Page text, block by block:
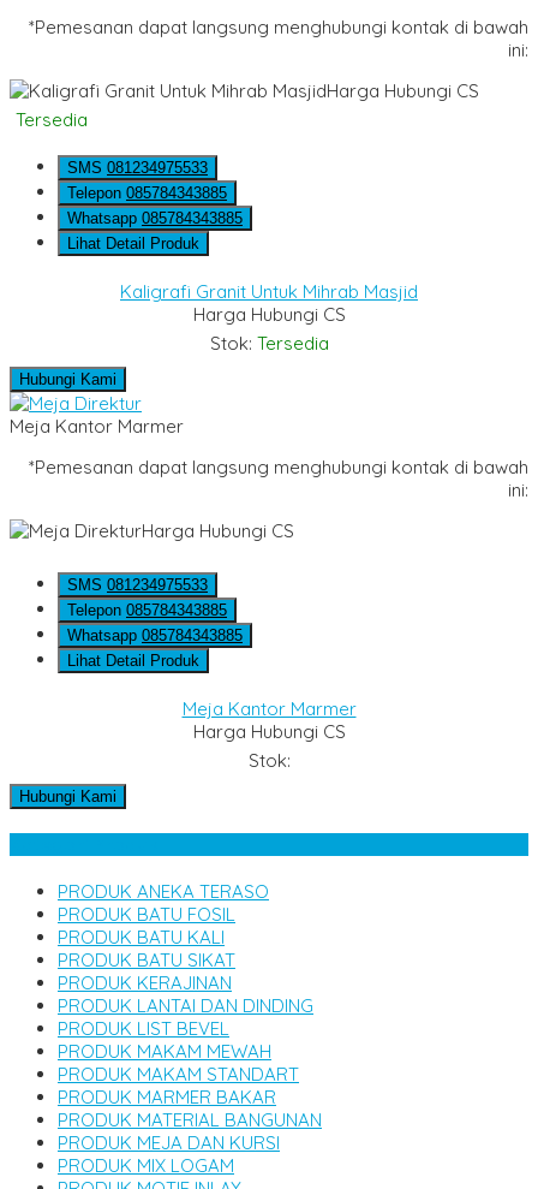
*Pemesanan dapat langsung menghubungi kontak di bawah
ini:
Harga Hubungi CS
Tersedia
SMS 081234975533
Telepon 085784343885
Whatsapp 085784343885
Lihat Detail Produk
Kaligrafi Granit Untuk Mihrab Masjid
Harga Hubungi CS
Stok: Tersedia
Hubungi Kami
Meja Kantor Marmer
*Pemesanan dapat langsung menghubungi kontak di bawah
ini:
Harga Hubungi CS
SMS 081234975533
Telepon 085784343885
Whatsapp 085784343885
Lihat Detail Produk
Meja Kantor Marmer
Harga Hubungi CS
Stok:
Hubungi Kami
PRODUK ANEKA TERASO
PRODUK BATU FOSIL
PRODUK BATU KALI
PRODUK BATU SIKAT
PRODUK KERAJINAN
PRODUK LANTAI DAN DINDING
PRODUK LIST BEVEL
PRODUK MAKAM MEWAH
PRODUK MAKAM STANDART
PRODUK MARMER BAKAR
PRODUK MATERIAL BANGUNAN
PRODUK MEJA DAN KURSI
PRODUK MIX LOGAM